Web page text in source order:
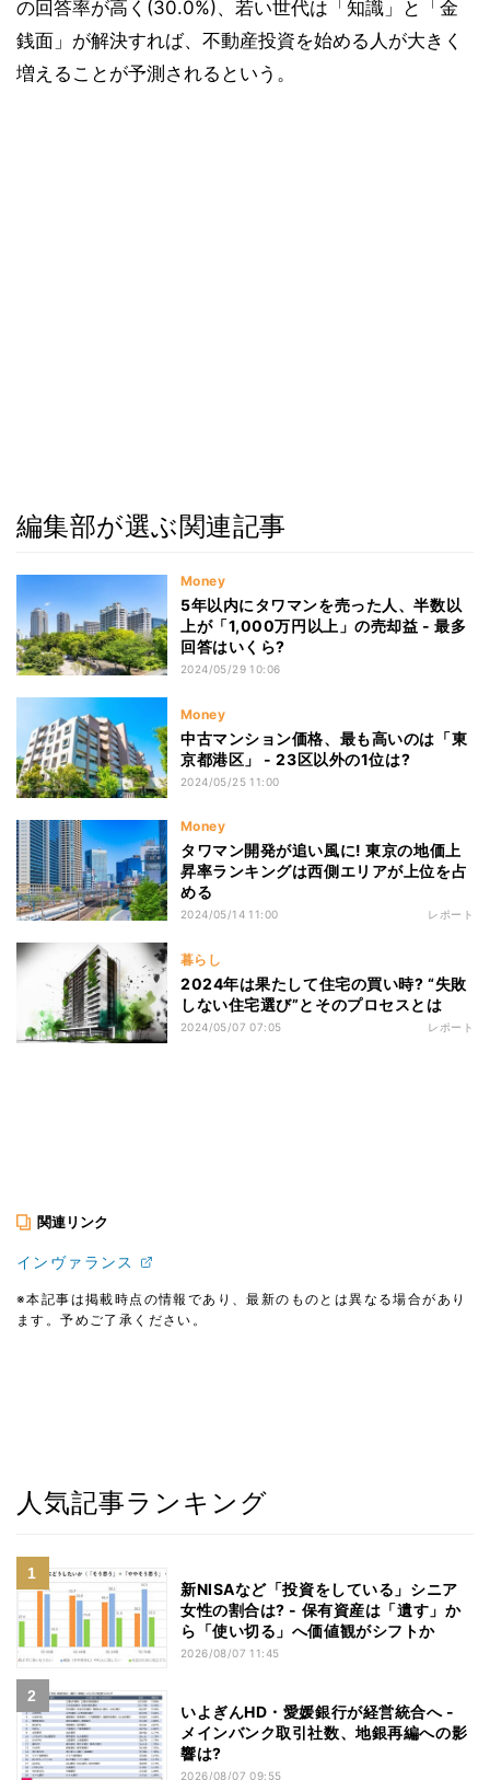
の回答率が高く(30.0%)、若い世代は「知識」と「金
銭面」が解決すれば、不動産投資を始める人が大きく
増えることが予測されるという。
編集部が選ぶ関連記事
Money
5年以内にタワマンを売った人、半数以
上が「1,000万円以上」の売却益 - 最多
回答はいくら?
2024/05/29 10:06
Money
中古マンション価格、最も高いのは「東
京都港区」 - 23区以外の1位は?
2024/05/25 11:00
Money
タワマン開発が追い風に! 東京の地価上
昇率ランキングは西側エリアが上位を占
める
2024/05/14 11:00 レポート
暮らし
2024年は果たして住宅の買い時? “失敗
しない住宅選び”とそのプロセスとは
2024/05/07 07:05 レポート
関連リンク
インヴァランス
※本記事は掲載時点の情報であり、最新のものとは異なる場合があり
ます。予めご了承ください。
人気記事ランキング
新NISAなど「投資をしている」シニア
女性の割合は? - 保有資産は「遺す」か
ら「使い切る」へ価値観がシフトか
2026/08/07 11:45
いよぎんHD・愛媛銀行が経営統合へ -
メインバンク取引社数、地銀再編への影
響は?
2026/08/07 09:55